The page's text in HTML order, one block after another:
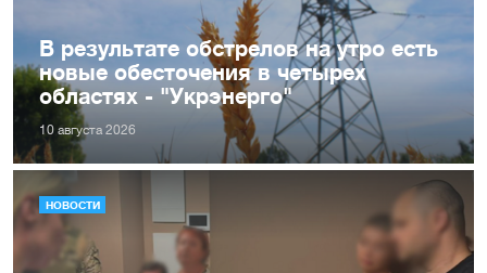
В результате обстрелов на утро есть
новые обесточения в четырех
областях - "Укрэнерго"
10 августа 2026
НОВОСТИ